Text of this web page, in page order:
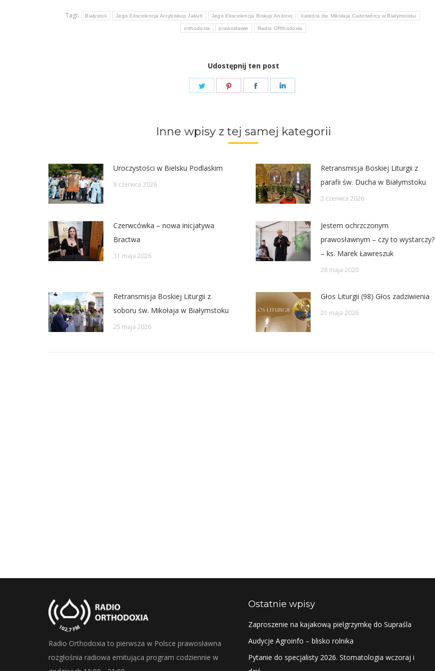
Tagi: Białystok Jego Ekscelencja Arcybiskup Jakub Jego Ekscelencja Biskup Andrzej katedra św. Mikołaja Cudotwórcy w Białymstoku
orthodoxia prawosławie Radio ORthodoxia
Udostępnij ten post
Share
Share
Share
Inne wpisy z tej samej kategorii
Uroczystości w Bielsku Podlaskim
8 czerwca 2026
Retransmisja Boskiej Liturgii z
parafii św. Ducha w Białymstoku
2 czerwca 2026
Czerwcówka – nowa inicjatywa
Bractwa
31 maja 2026
Jestem ochrzczonym
prawosławnym – czy to wystarczy?
– ks. Marek Ławreszuk
28 maja 2026
Retransmisja Boskiej Liturgii z
soboru św. Mikołaja w Białymstoku
25 maja 2026
Głos Liturgii (98) Głos zadziwienia
21 maja 2026
Radio Orthodoxia to pierwsza w Polsce prawosławna
rozgłośnia radiowa emitująca program codziennie w
Ostatnie wpisy
Zaproszenie na kajakową pielgrzymkę do Supraśla
Audycje Agroinfo – blisko rolnika
Pytanie do specjalisty 2026. Stomatologia wczoraj i